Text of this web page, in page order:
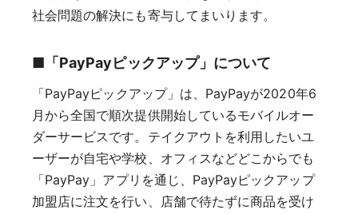
社会問題の解決にも寄与してまいります。
■「PayPayピックアップ」について
「PayPayピックアップ」は、PayPayが2020年6
月から全国で順次提供開始しているモバイルオー
ダーサービスです。テイクアウトを利用したいユ
ーザーが自宅や学校、オフィスなどどこからでも
「PayPay」アプリを通じ、PayPayピックアップ
加盟店に注文を行い、店舗で待たずに商品を受け